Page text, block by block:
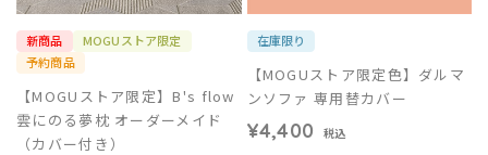
新商品
MOGUストア限定
予約商品
【MOGUストア限定】B's flow
雲にのる夢枕 オーダーメイド
（カバー付き）
在庫限り
【MOGUストア限定色】ダルマ
ンソファ 専用替カバー
¥4,400 税込